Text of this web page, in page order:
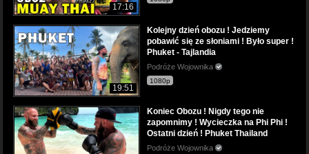
17:16
19:51
Kolejny dzień obozu ! Jedziemy
pobawić się ze słoniami ! Było super !
Phuket - Tajlandia
Podróże Wojownika
1080p
Koniec Obozu ! Nigdy tego nie
zapomnimy ! Wycieczka na Phi Phi !
Ostatni dzień ! Phuket Thailand
Podróże Wojownika